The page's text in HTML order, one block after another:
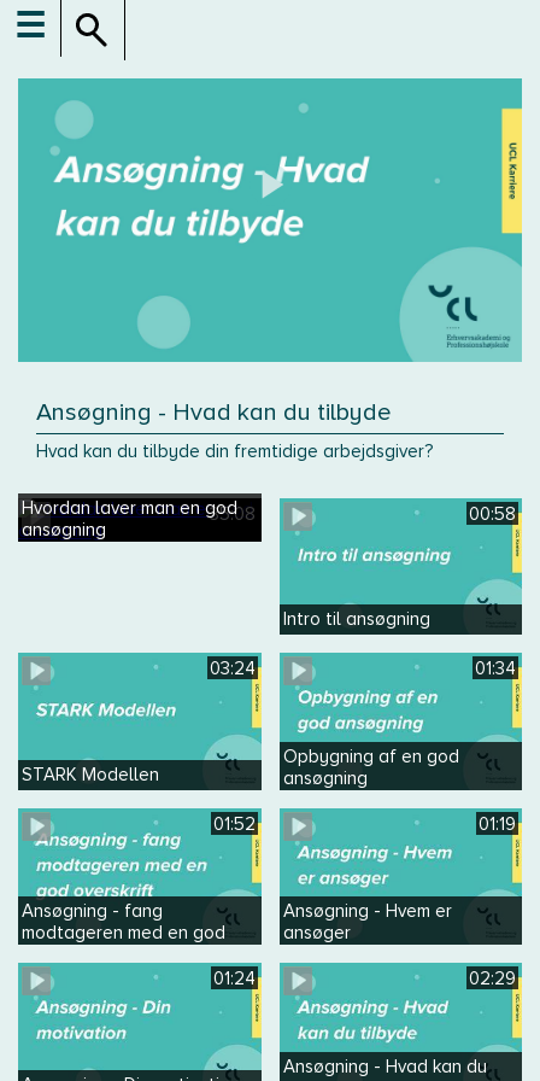
☰
Ansøgning - Hvad kan du tilbyde
Hvad kan du tilbyde din fremtidige arbejdsgiver?
35:08
Hvordan laver man en god
ansøgning
00:58
Intro til ansøgning
03:24
STARK Modellen
01:34
Opbygning af en god
ansøgning
01:52
Ansøgning - fang
modtageren med en god
01:19
Ansøgning - Hvem er
ansøger
01:24 02:29
Ansøgning - Hvad kan du